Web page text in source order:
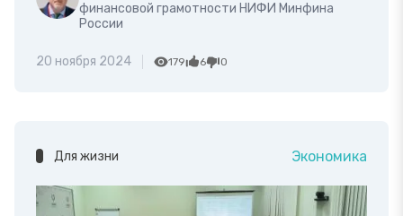
финансовой грамотности НИФИ Минфина
России
20 ноября 2024 179 6 0
Для жизни Экономика